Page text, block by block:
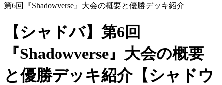
第6回『Shadowverse』大会の概要と優勝デッキ紹介
【シャドバ】第6回
『Shadowverse』大会の概要
と優勝デッキ紹介【シャドウ